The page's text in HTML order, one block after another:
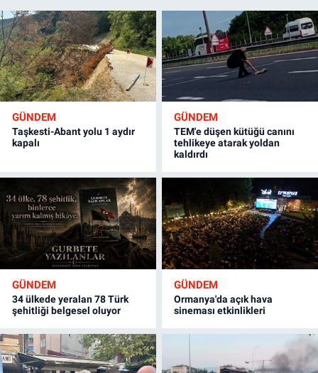
GÜNDEM
Taşkesti-Abant yolu 1 aydır
kapalı
GÜNDEM
TEM'e düşen kütüğü canını
tehlikeye atarak yoldan
kaldırdı
GÜNDEM
34 ülkede yeralan 78 Türk
şehitliği belgesel oluyor
GÜNDEM
Ormanya'da açık hava
sineması etkinlikleri